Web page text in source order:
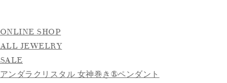
ONLINE SHOP
ALL JEWELRY
SALE
アンダラクリスタル 女神巻き®ペンダント